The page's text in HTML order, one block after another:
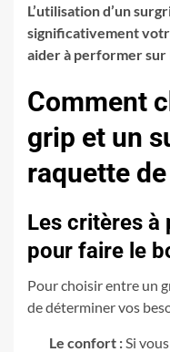
L’utilisation d’un
significativement
aider à performer sur
Comment
grip et un
raquette
Les critères à
pour faire le
Pour choisir entre un
de déterminer vos
Le confort : Si